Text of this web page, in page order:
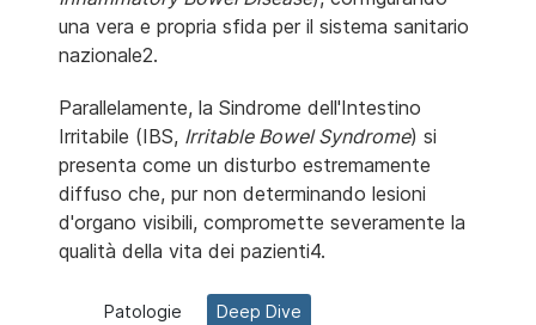
una vera e propria sfida per il sistema sanitario
nazionale2.
Parallelamente, la Sindrome dell'Intestino
Irritabile (IBS, Irritable Bowel Syndrome) si
presenta come un disturbo estremamente
diffuso che, pur non determinando lesioni
d'organo visibili, compromette severamente la
qualità della vita dei pazienti4.
Patologie Deep Dive